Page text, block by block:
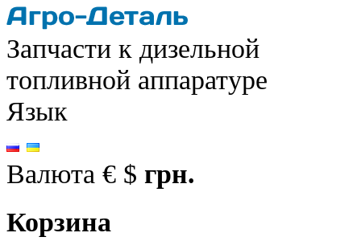
Запчасти к дизельной
топливной аппаратуре
Язык
Валюта € $ грн.
Корзина